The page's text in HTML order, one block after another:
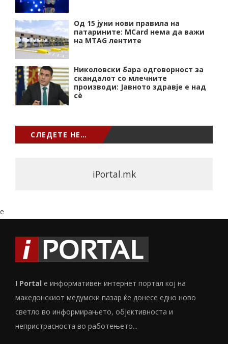
Од 15 јуни нови правила на
патарините: MCard нема да важи
на MTAG лентите
Николовски бара одговорност за
скандалот со млечните
производи: Јавното здравје е над
сѐ
СЛЕДЕТЕ НЕ…
iPortal.mk
e
I Portal е информативен интернет портал кој на
македонскиот медумски пазар ќе донесе едно ново
светло во информирањето, објективноста и
непристрасноста во работењето...